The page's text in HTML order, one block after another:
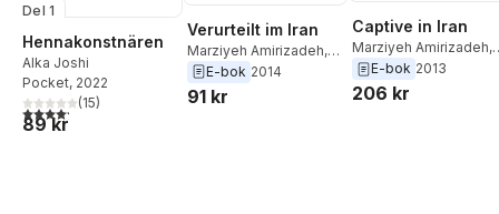
Del 1
Hennakonstnären
Alka Joshi
Pocket, 2022
4,2utav 5 stjärnor. Totalt antal röster:
(15)
89 kr
Verurteilt im Iran
Marziyeh Amirizadeh,
Maryam Rostampour
E-bok 2014
91 kr
Captive in Iran
Marziyeh Amirizadeh,
Maryam Rostampour
E-bok 2013
206 kr